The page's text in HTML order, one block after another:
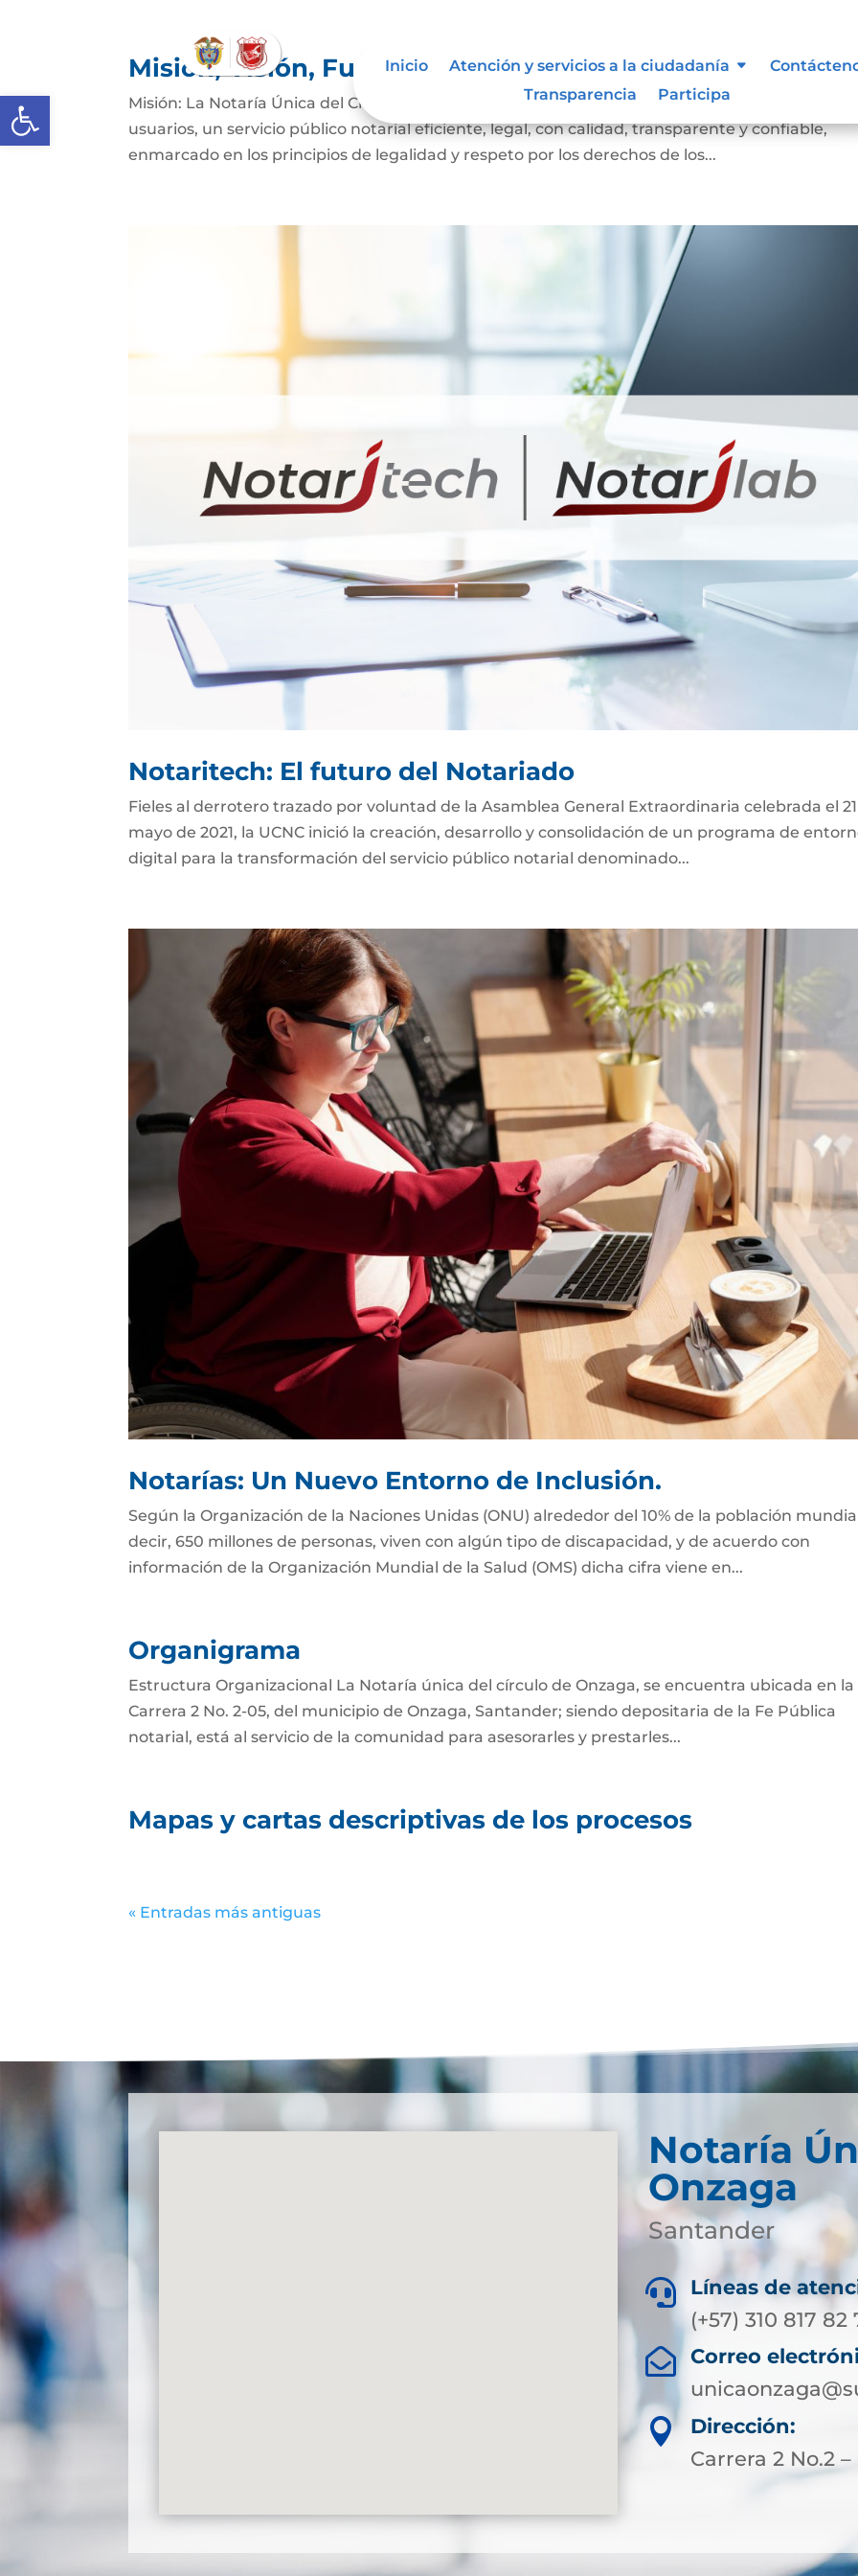
Abrir barra de herramientas
Inicio Atención y servicios a la ciudadanía
Transparencia
Participa
Misión, Visión, Funciones y Deberes
Misión: La Notaría Única del Círculo de Onzaga, Santander, tiene como misión, Brindar a los
usuarios, un servicio público notarial eficiente, legal, con calidad, transparente y confiable,
enmarcado en los principios de legalidad y respeto por los derechos de los...
Notaritech: El futuro del Notariado
Fieles al derrotero trazado por voluntad de la Asamblea General Extraordinaria celebrada el
mayo de 2021, la UCNC inició la creación, desarrollo y consolidación de un programa de
digital para la transformación del servicio público notarial denominado...
Notarías: Un Nuevo Entorno de Inclusión.
Según la Organización de la Naciones Unidas (ONU) alrededor del 10% de la población
decir, 650 millones de personas, viven con algún tipo de discapacidad, y de acuerdo con
información de la Organización Mundial de la Salud (OMS) dicha cifra viene en...
Organigrama
Estructura Organizacional La Notaría única del círculo de Onzaga, se encuentra ubicada en la
Carrera 2 No. 2-05, del municipio de Onzaga, Santander; siendo depositaria de la Fe Pública
notarial, está al servicio de la comunidad para asesorarles y prestarles...
Mapas y cartas descriptivas de los procesos
« Entradas más antiguas
Notaría
Onzaga
Santander

Líneas de
(+57) 310 817 82

Correo

Dirección:
Carrera 2 No.2